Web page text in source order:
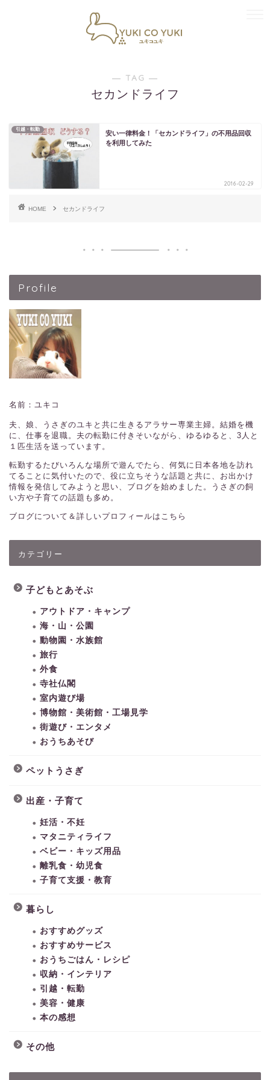
― TAG ―
セカンドライフ
引越・転勤
安い一律料金！「セカンドライフ」の不用品回収
を利用してみた
2016-02-29
HOME セカンドライフ
Profile
名前：ユキコ
夫、娘、うさぎのユキと共に生きるアラサー専業主婦。結婚を機
に、仕事を退職。夫の転勤に付きそいながら、ゆるゆると、3人と
１匹生活を送っています。
転勤するたびいろんな場所で遊んでたら、何気に日本各地を訪れ
てることに気付いたので、役に立ちそうな話題と共に、お出かけ
情報を発信してみようと思い、ブログを始めました。うさぎの飼
い方や子育ての話題も多め。
ブログについて＆詳しいプロフィールはこちら
カテゴリー
子どもとあそぶ
アウトドア・キャンプ
海・山・公園
動物園・水族館
旅行
外食
寺社仏閣
室内遊び場
博物館・美術館・工場見学
街遊び・エンタメ
おうちあそび
ペットうさぎ
出産・子育て
妊活・不妊
マタニティライフ
ベビー・キッズ用品
離乳食・幼児食
子育て支援・教育
暮らし
おすすめグッズ
おすすめサービス
おうちごはん・レシピ
収納・インテリア
引越・転勤
美容・健康
本の感想
その他